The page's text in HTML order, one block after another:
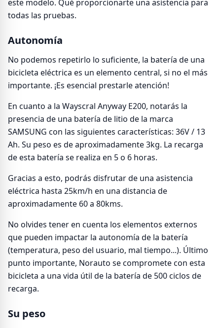
este modelo. Qué proporcionarte una asistencia para
todas las pruebas.
Autonomía
No podemos repetirlo lo suficiente, la batería de una
bicicleta eléctrica es un elemento central, si no el más
importante. ¡Es esencial prestarle atención!
En cuanto a la Wayscral Anyway E200, notarás la
presencia de una batería de litio de la marca
SAMSUNG con las siguientes características: 36V / 13
Ah. Su peso es de aproximadamente 3kg. La recarga
de esta batería se realiza en 5 o 6 horas.
Gracias a esto, podrás disfrutar de una asistencia
eléctrica hasta 25km/h en una distancia de
aproximadamente 60 a 80kms.
No olvides tener en cuenta los elementos externos
que pueden impactar la autonomía de la batería
(temperatura, peso del usuario, mal tiempo...). Último
punto importante, Norauto se compromete con esta
bicicleta a una vida útil de la batería de 500 ciclos de
recarga.
Su peso